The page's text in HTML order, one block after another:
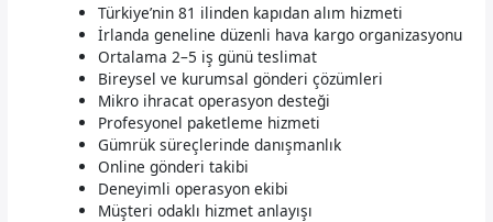
Türkiye’nin 81 ilinden kapıdan alım hizmeti
İrlanda geneline düzenli hava kargo organizasyonu
Ortalama 2–5 iş günü teslimat
Bireysel ve kurumsal gönderi çözümleri
Mikro ihracat operasyon desteği
Profesyonel paketleme hizmeti
Gümrük süreçlerinde danışmanlık
Online gönderi takibi
Deneyimli operasyon ekibi
Müşteri odaklı hizmet anlayışı